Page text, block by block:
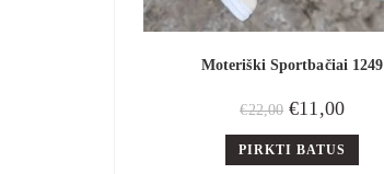
Moteriški Sportbačiai 1249
€22,00 €11,00
PIRKTI BATUS